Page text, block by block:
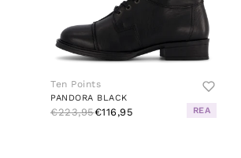
Ten Points
PANDORA BLACK
€223,95€116,95 REA